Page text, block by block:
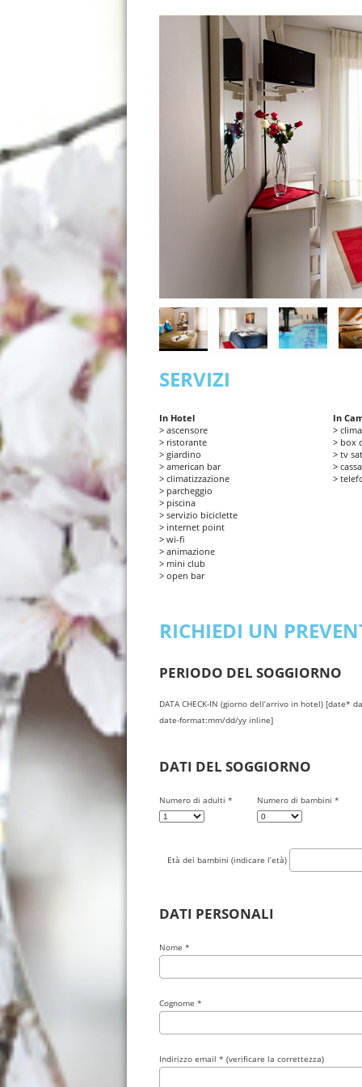
SERVIZI
In Hotel
> ascensore
> ristorante
> giardino
> american bar
> climatizzazione
> parcheggio
> piscina
> servizio biciclette
> internet point
> wi-fi
> animazione
> mini club
> open bar
In
>
> box
> tv
>
>
RICHIEDI UN
PERIODO DEL SOGGIORNO
DATA CHECK-IN (giorno dell’arrivo in hotel) [date*
date-format:mm/dd/yy inline]
DATI DEL SOGGIORNO
Numero di adulti * Numero di bambini *
Età dei bambini (indicare l’età)
DATI PERSONALI
Nome *
Cognome *
Indirizzo email * (verificare la correttezza)